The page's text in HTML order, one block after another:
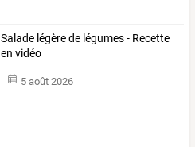
Salade légère de légumes - Recette
en vidéo
5 août 2026